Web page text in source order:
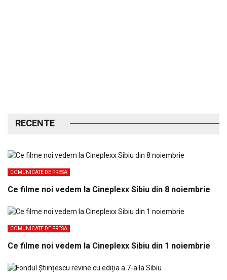
RECENTE
COMUNICATE DE PRESA
Ce filme noi vedem la Cineplexx Sibiu din 8 noiembrie
COMUNICATE DE PRESA
Ce filme noi vedem la Cineplexx Sibiu din 1 noiembrie